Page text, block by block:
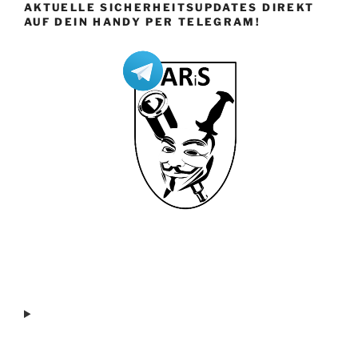
AKTUELLE SICHERHEITSUPDATES DIREKT
AUF DEIN HANDY PER TELEGRAM!